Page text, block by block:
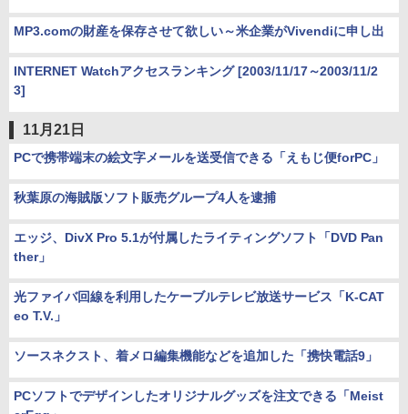
MP3.comの財産を保存させて欲しい～米企業がVivendiに申し出
INTERNET Watchアクセスランキング [2003/11/17～2003/11/2
3]
11月21日
PCで携帯端末の絵文字メールを送受信できる「えもじ便forPC」
秋葉原の海賊版ソフト販売グループ4人を逮捕
エッジ、DivX Pro 5.1が付属したライティングソフト「DVD Pan
ther」
光ファイバ回線を利用したケーブルテレビ放送サービス「K-CAT
eo T.V.」
ソースネクスト、着メロ編集機能などを追加した「携快電話9」
PCソフトでデザインしたオリジナルグッズを注文できる「Meist